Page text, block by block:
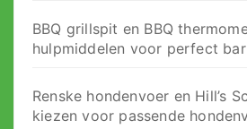
BBQ grillspit en BBQ
hulpmiddelen voor perfect
Renske hondenvoer en Hill’s
kiezen voor passende